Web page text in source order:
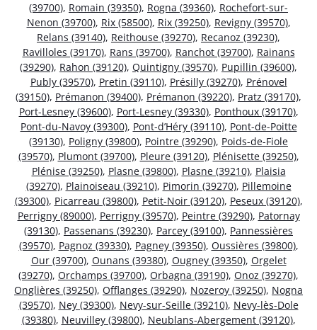
(39700), Romain (39350), Rogna (39360), Rochefort-sur-
Nenon (39700), Rix (58500), Rix (39250), Revigny (39570),
Relans (39140), Reithouse (39270), Recanoz (39230),
Ravilloles (39170), Rans (39700), Ranchot (39700), Rainans
(39290), Rahon (39120), Quintigny (39570), Pupillin (39600),
Publy (39570), Pretin (39110), Présilly (39270), Prénovel
(39150), Prémanon (39400), Prémanon (39220), Pratz (39170),
Port-Lesney (39600), Port-Lesney (39330), Ponthoux (39170),
Pont-du-Navoy (39300), Pont-d’Héry (39110), Pont-de-Poitte
(39130), Poligny (39800), Pointre (39290), Poids-de-Fiole
(39570), Plumont (39700), Pleure (39120), Plénisette (39250),
Plénise (39250), Plasne (39800), Plasne (39210), Plaisia
(39270), Plainoiseau (39210), Pimorin (39270), Pillemoine
(39300), Picarreau (39800), Petit-Noir (39120), Peseux (39120),
Perrigny (89000), Perrigny (39570), Peintre (39290), Patornay
(39130), Passenans (39230), Parcey (39100), Pannessières
(39570), Pagnoz (39330), Pagney (39350), Oussières (39800),
Our (39700), Ounans (39380), Ougney (39350), Orgelet
(39270), Orchamps (39700), Orbagna (39190), Onoz (39270),
Onglières (39250), Offlanges (39290), Nozeroy (39250), Nogna
(39570), Ney (39300), Nevy-sur-Seille (39210), Nevy-lès-Dole
(39380), Neuvilley (39800), Neublans-Abergement (39120),